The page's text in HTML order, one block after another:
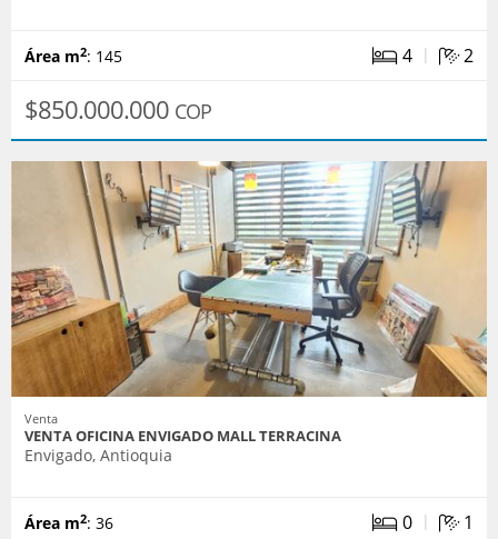
Área m2: 145 4 | 2
$850.000.000 COP
Venta
VENTA OFICINA ENVIGADO MALL TERRACINA
Envigado, Antioquia
Área m2: 36 0 | 1